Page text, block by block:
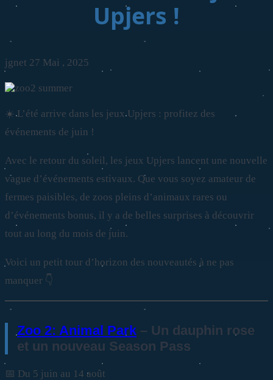
Upjers !
jgnet 27 Mai , 2025
☀️ L’été arrive dans les jeux Upjers : profitez des
événements de juin !
Avec le retour du soleil, les jeux Upjers lancent une nouvelle
vague d’événements estivaux. Que vous soyez amateur de
fermes paisibles, de zoos pleins d’animaux rares ou
d’événements bonus, il y a de belles surprises à découvrir
tout au long du mois de juin.
Voici un petit tour d’horizon des nouveautés à ne pas
manquer 👇
Zoo 2: Animal Park – Un dauphin rose
et un nouveau Season Pass
📅 Du 5 juin au 14 août